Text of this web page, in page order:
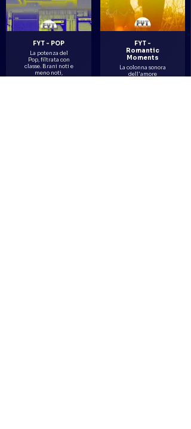
FYT - POP
La potenza del
Pop, filtrata con
classe. Brani noti e
meno noti,
FYT -
Romantic
Moments
La colonna sonora
dell'amore